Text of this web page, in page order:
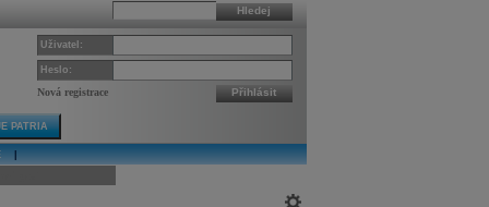
Hledej
Uživatel:
Heslo:
Nová registrace Přihlásit
PATRIA